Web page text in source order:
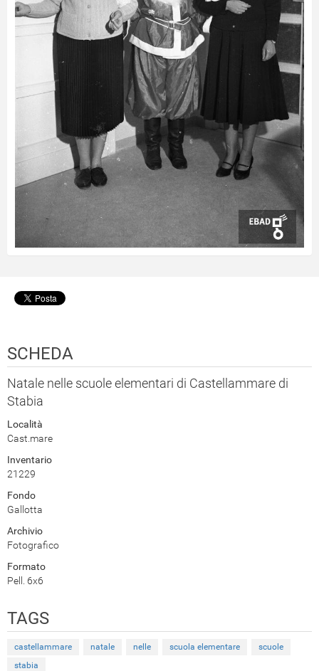
SCHEDA
Natale nelle scuole elementari di Castellammare di
Stabia
Località
Cast.mare
Inventario
21229
Fondo
Gallotta
Archivio
Fotografico
Formato
Pell. 6x6
TAGS
castellammare natale nelle scuola elementare
scuole
stabia